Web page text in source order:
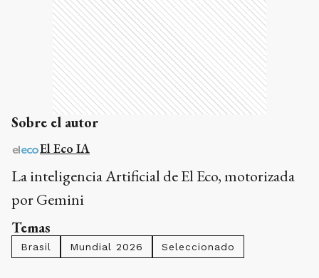
Sobre el autor
El Eco IA
La inteligencia Artificial de El Eco, motorizada
por Gemini
Temas
Brasil Mundial 2026 Seleccionado